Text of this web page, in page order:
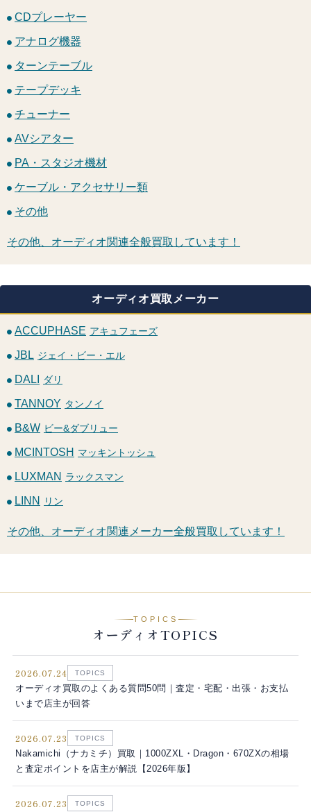
CDプレーヤー
アナログ機器
ターンテーブル
テープデッキ
チューナー
AVシアター
PA・スタジオ機材
ケーブル・アクセサリー類
その他
その他、オーディオ関連全般買取しています！
オーディオ買取メーカー
ACCUPHASE アキュフェーズ
JBL ジェイ・ビー・エル
DALI ダリ
TANNOY タンノイ
B&W ビー&ダブリュー
MCINTOSH マッキントッシュ
LUXMAN ラックスマン
LINN リン
その他、オーディオ関連メーカー全般買取しています！
TOPICS
オーディオTOPICS
2026.07.24 TOPICS
オーディオ買取のよくある質問50問｜査定・宅配・出張・お支払
いまで店主が回答
2026.07.23 TOPICS
Nakamichi（ナカミチ）買取｜1000ZXL・Dragon・670ZXの相場
と査定ポイントを店主が解説【2026年版】
2026.07.23 TOPICS